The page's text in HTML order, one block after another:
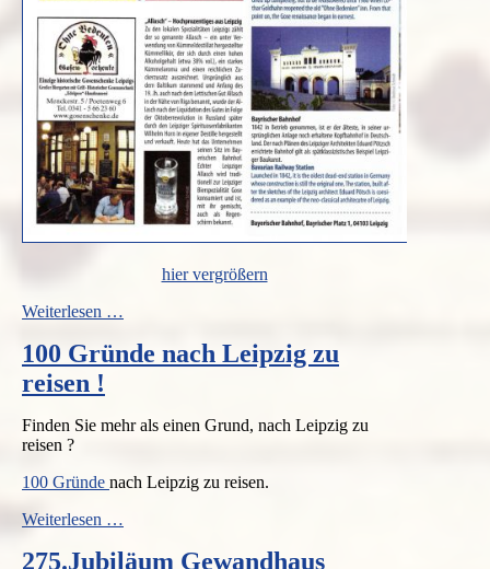
hier vergrößern
Weiterlesen …
Leipziger
Gastronomie
100 Gründe nach Leipzig zu
reisen !
Finden Sie mehr als einen Grund, nach Leipzig zu
reisen ?
100 Gründe nach Leipzig zu reisen.
Weiterlesen …
nach
275.Jubiläum Gewandhaus